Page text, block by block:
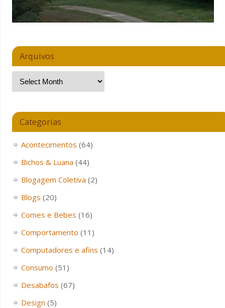
Arquivos
Categorias
Acontecimentos (64)
Bichos & Luana (44)
Blogagem Coletiva (2)
Blogs (20)
Comes e Bebes (16)
Comportamento (11)
Computadores e afins (14)
Consumo (51)
Desabafos (67)
Design (5)